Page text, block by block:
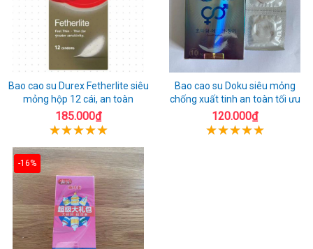
Bao cao su Durex Fetherlite siêu
mỏng hộp 12 cái, an toàn
185.000₫
Bao cao su Doku siêu mỏng
chống xuất tinh an toàn tối ưu
120.000₫
-16%